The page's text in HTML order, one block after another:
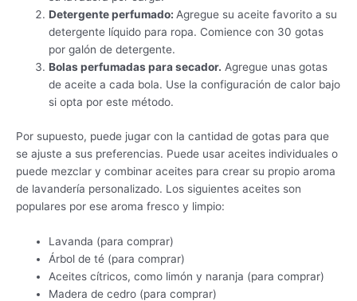
Detergente perfumado: Agregue su aceite favorito a su
detergente líquido para ropa. Comience con 30 gotas
por galón de detergente.
Bolas perfumadas para secador. Agregue unas gotas
de aceite a cada bola. Use la configuración de calor bajo
si opta por este método.
Por supuesto, puede jugar con la cantidad de gotas para que
se ajuste a sus preferencias. Puede usar aceites individuales o
puede mezclar y combinar aceites para crear su propio aroma
de lavandería personalizado. Los siguientes aceites son
populares por ese aroma fresco y limpio:
Lavanda (para comprar)
Árbol de té (para comprar)
Aceites cítricos, como limón y naranja (para comprar)
Madera de cedro (para comprar)